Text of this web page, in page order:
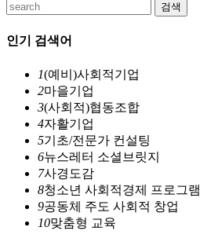
검색
인기 검색어
1(예비)사회적기업
2마을기업
3(사회적)협동조합
4자활기업
5기초/전문가 컨설팅
6뉴스레터 소셜브릿지
7사경도감
8청소년 사회적경제 프로그램
9공동체 주도 사회적 창업
10맞춤형 교육